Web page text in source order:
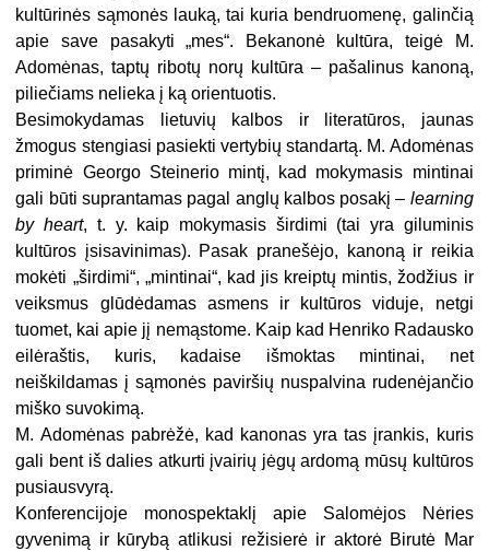
kultūrinės sąmonės lauką, tai kuria bendruomenę, galinčią
apie save pasakyti „mes“. Bekanonė kultūra, teigė M.
Adomėnas, taptų ribotų norų kultūra – pašalinus kanoną,
piliečiams nelieka į ką orientuotis.
Besimokydamas lietuvių kalbos ir literatūros, jaunas
žmogus stengiasi pasiekti vertybių standartą. M. Adomėnas
priminė Georgo Steinerio mintį, kad mokymasis mintinai
gali būti suprantamas pagal anglų kalbos posakį – learning
by heart, t. y. kaip mokymasis širdimi (tai yra giluminis
kultūros įsisavinimas). Pasak pranešėjo, kanoną ir reikia
mokėti „širdimi“, „mintinai“, kad jis kreiptų mintis, žodžius ir
veiksmus glūdėdamas asmens ir kultūros viduje, netgi
tuomet, kai apie jį nemąstome. Kaip kad Henriko Radausko
eilėraštis, kuris, kadaise išmoktas mintinai, net
neiškildamas į sąmonės paviršių nuspalvina rudenėjančio
miško suvokimą.
M. Adomėnas pabrėžė, kad kanonas yra tas įrankis, kuris
gali bent iš dalies atkurti įvairių jėgų ardomą mūsų kultūros
pusiausvyrą.
Konferencijoje monospektaklį apie Salomėjos Nėries
gyvenimą ir kūrybą atlikusi režisierė ir aktorė Birutė Mar